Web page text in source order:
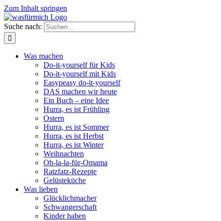
Zum Inhalt springen
Suche nach:
Was machen
Do-it-yourself für Kids
Do-it-yourself mit Kids
Easypeasy do-it-yourself
DAS machen wir heute
Ein Buch – eine Idee
Hurra, es ist Frühling
Ostern
Hurra, es ist Sommer
Hurra, es ist Herbst
Hurra, es ist Winter
Weihnachten
Oh-la-la-für-Omama
Ratzfatz-Rezepte
Gelüsteküche
Was lieben
Glücklichmacher
Schwangerschaft
Kinder haben